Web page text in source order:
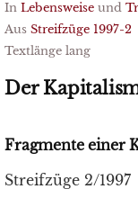
In Lebensweise und
Aus Streifzüge 1997-2
Textlänge lang
Der
Fragmente einer
Streifzüge 2/1997